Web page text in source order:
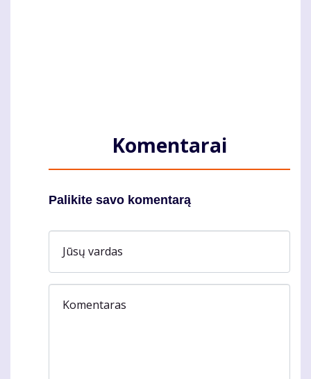
Komentarai
Palikite savo komentarą
Jūsų vardas
Komentaras